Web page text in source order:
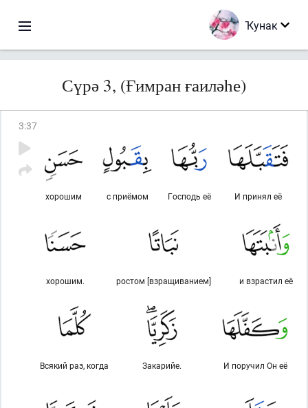
Ҡунак
Сүрә 3, (Ғимран ғаиләһе)
3:37
И принял её
Господь её
с приёмом
хорошим
и взрастил её
ростом [взращиванием]
хорошим.
И поручил Он её
Закарийе.
Всякий раз, когда